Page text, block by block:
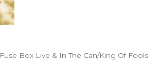
Box Live & In The Can/King Of Fools